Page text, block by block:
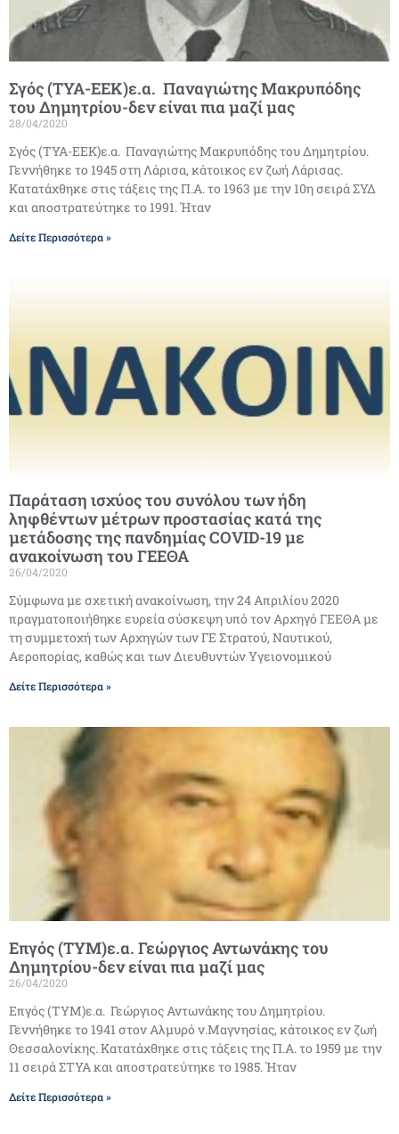
Σγός (ΤΥΑ-ΕΕΚ)ε.α. Παναγιώτης Μακρυπόδης
του Δημητρίου-δεν είναι πια μαζί μας
28/04/2020
Σγός (ΤΥΑ-ΕΕΚ)ε.α. Παναγιώτης Μακρυπόδης του Δημητρίου.
Γεννήθηκε το 1945 στη Λάρισα, κάτοικος εν ζωή Λάρισας.
Κατατάχθηκε στις τάξεις της Π.Α. το 1963 με την 10η σειρά ΣΥΔ
και αποστρατεύτηκε το 1991. Ήταν
Δείτε Περισσότερα »
Παράταση ισχύος του συνόλου των ήδη
ληφθέντων μέτρων προστασίας κατά της
μετάδοσης της πανδημίας COVID-19 με
ανακοίνωση του ΓΕΕΘΑ
26/04/2020
Σύμφωνα με σχετική ανακοίνωση, την 24 Απριλίου 2020
πραγματοποιήθηκε ευρεία σύσκεψη υπό τον Αρχηγό ΓΕΕΘΑ με
τη συμμετοχή των Αρχηγών των ΓΕ Στρατού, Ναυτικού,
Αεροπορίας, καθώς και των Διευθυντών Υγειονομικού
Δείτε Περισσότερα »
Επγός (ΤΥΜ)ε.α. Γεώργιος Αντωνάκης του
Δημητρίου-δεν είναι πια μαζί μας
26/04/2020
Επγός (ΤΥΜ)ε.α. Γεώργιος Αντωνάκης του Δημητρίου.
Γεννήθηκε το 1941 στον Αλμυρό ν.Μαγνησίας, κάτοικος εν ζωή
Θεσσαλονίκης. Κατατάχθηκε στις τάξεις της Π.Α. το 1959 με την
11 σειρά ΣΤΥΑ και αποστρατεύτηκε το 1985. Ήταν
Δείτε Περισσότερα »